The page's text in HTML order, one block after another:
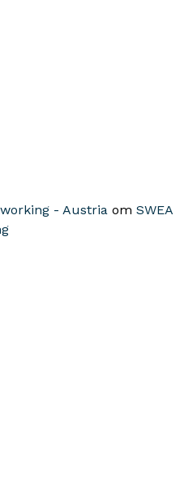
- Austria om SWEA